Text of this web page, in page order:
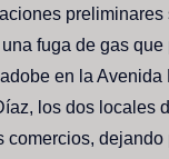
fuga de gas
en la
los dos locales
comercios,